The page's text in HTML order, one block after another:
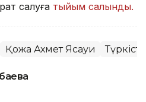
салуға тыйым салынды.
Қожа Ахмет Ясауи